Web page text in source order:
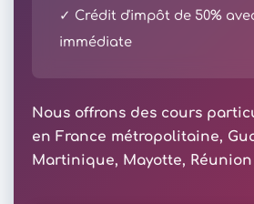
✓ Crédit d'impôt de 50%
immédiate
Nous offrons des cours
en France métropolitaine,
Martinique, Mayotte, Réunion